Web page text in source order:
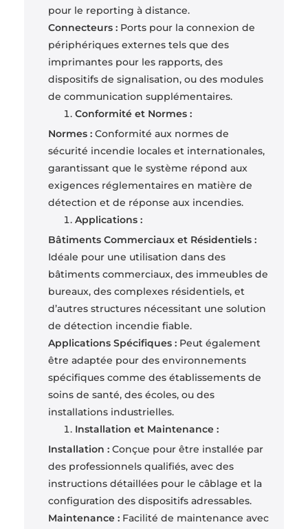
pour le reporting à distance.
Connecteurs :Ports pour la connexion de
périphériques externes tels que des
imprimantes pour les rapports, des
dispositifs de signalisation, ou des modules
de communication supplémentaires.
Conformité et Normes :
Normes :Conformité aux normes de
sécurité incendie locales et internationales,
garantissant que le système répond aux
exigences réglementaires en matière de
détection et de réponse aux incendies.
Applications :
Bâtiments Commerciaux et Résidentiels :
Idéale pour une utilisation dans des
bâtiments commerciaux, des immeubles de
bureaux, des complexes résidentiels, et
d’autres structures nécessitant une solution
de détection incendie fiable.
Applications Spécifiques :Peut également
être adaptée pour des environnements
spécifiques comme des établissements de
soins de santé, des écoles, ou des
installations industrielles.
Installation et Maintenance :
Installation :Conçue pour être installée par
des professionnels qualifiés, avec des
instructions détaillées pour le câblage et la
configuration des dispositifs adressables.
Maintenance :Facilité de maintenance avec